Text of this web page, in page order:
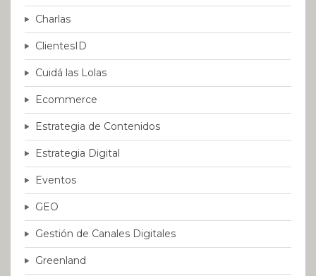
Charlas
ClientesID
Cuidá las Lolas
Ecommerce
Estrategia de Contenidos
Estrategia Digital
Eventos
GEO
Gestión de Canales Digitales
Greenland